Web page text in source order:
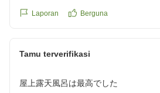
もてなしの向上に努めて参ります。
Laporan Berguna
Tamu terverifikasi
屋上露天風呂は最高でした